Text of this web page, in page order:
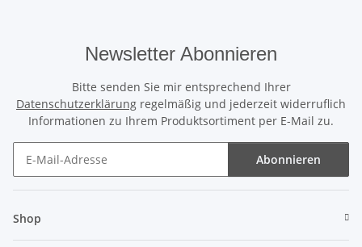
Newsletter Abonnieren
Bitte senden Sie mir entsprechend Ihrer
Datenschutzerklärung regelmäßig und jederzeit widerruflich
Informationen zu Ihrem Produktsortiment per E-Mail zu.
Abonnieren
Shop